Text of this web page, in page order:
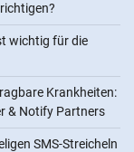
wichtig für die
Krankheiten:
& Notify Partners
SMS-Streicheln